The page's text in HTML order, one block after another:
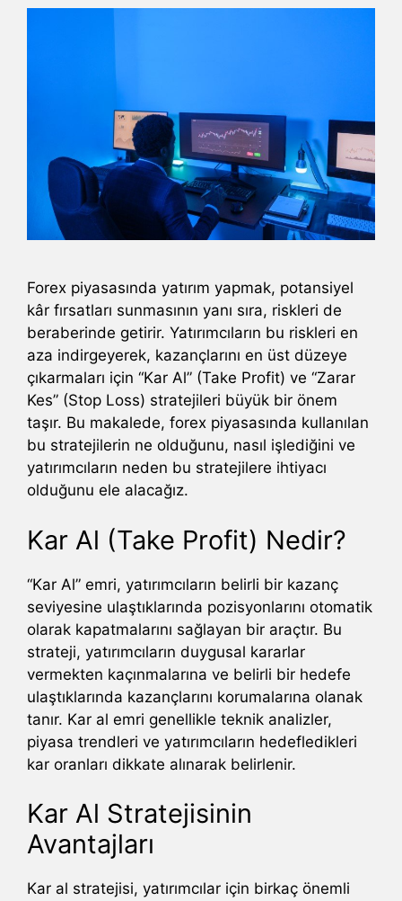
Forex piyasasında yatırım yapmak, potansiyel
kâr fırsatları sunmasının yanı sıra, riskleri de
beraberinde getirir. Yatırımcıların bu riskleri en
aza indirgeyerek, kazançlarını en üst düzeye
çıkarmaları için “Kar Al” (Take Profit) ve “Zarar
Kes” (Stop Loss) stratejileri büyük bir önem
taşır. Bu makalede, forex piyasasında kullanılan
bu stratejilerin ne olduğunu, nasıl işlediğini ve
yatırımcıların neden bu stratejilere ihtiyacı
olduğunu ele alacağız.
Kar Al (Take Profit) Nedir?
“Kar Al” emri, yatırımcıların belirli bir kazanç
seviyesine ulaştıklarında pozisyonlarını otomatik
olarak kapatmalarını sağlayan bir araçtır. Bu
strateji, yatırımcıların duygusal kararlar
vermekten kaçınmalarına ve belirli bir hedefe
ulaştıklarında kazançlarını korumalarına olanak
tanır. Kar al emri genellikle teknik analizler,
piyasa trendleri ve yatırımcıların hedefledikleri
kar oranları dikkate alınarak belirlenir.
Kar Al Stratejisinin
Avantajları
Kar al stratejisi, yatırımcılar için birkaç önemli